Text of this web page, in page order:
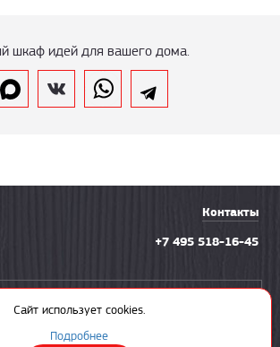
шкаф идей для вашего дома.
Контакты
+7 495 518-16-45
Сайт использует cookies.
Подробнее